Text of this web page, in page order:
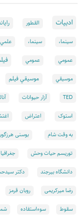
ادبيات القطور
سینما، سینما، علمي
عمومي عمومي
موسيقي موسيقي فيلم
TED آزار حیوانات
استوک اعتراض
به وقت شام بوسنی
توریسم حیات وحش جغرافیا
دانشگاه بیرجند دکتر
رضا میرکریمی روبان قرمز
سقوط سوءاستفاده